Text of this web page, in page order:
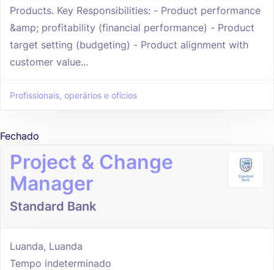
Products. Key Responsibilities: - Product performance
&amp; profitability (financial performance) - Product
target setting (budgeting) - Product alignment with
customer value...
Profissionais, operários e ofícios
Fechado
Project & Change
Manager
Standard Bank
Luanda, Luanda
Tempo indeterminado